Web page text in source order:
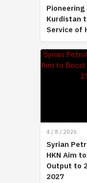
Kurdistan
Service of
4 / 8 / 2026
Syrian
HKN Aim
Output to
2027